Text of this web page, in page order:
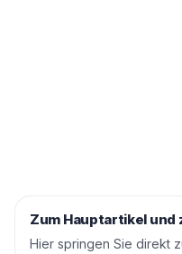
Zum Hauptartikel und
Hier springen Sie direkt